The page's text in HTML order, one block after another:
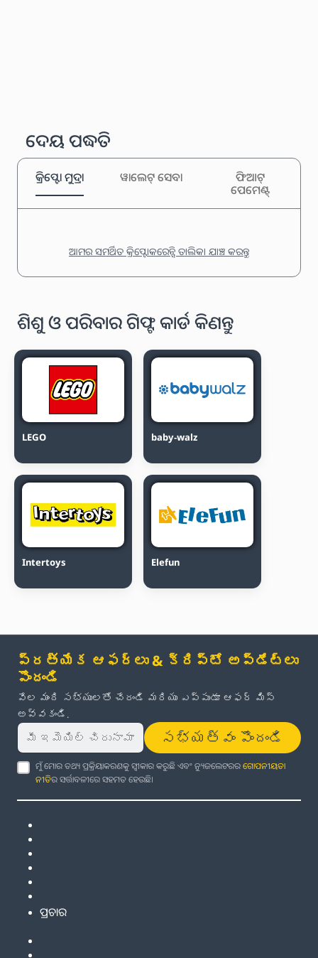
ଦେୟ ପଦ୍ଧତି
କ୍ରିପ୍ଟୋ ମୁଦ୍ରା ୱାଲେଟ୍ ସେବା
ଫିଆଟ୍
ପେମେଣ୍ଟ୍
ଆମର ସମର୍ଥିତ କ୍ରିପ୍ଟୋକରେନ୍ସି ତାଲିକା ଯାଞ୍ଚ କରନ୍ତୁ
ଶିଶୁ ଓ ପରିବାର ଗିଫ୍ଟ କାର୍ଡ କିଣନ୍ତୁ
LEGO baby-walz
Intertoys Elefun
ప్రత్యేక ఆఫర్లు & క్రిప్టో అప్‌డేట్‌లు
పొందండి
వేల మంది సభ్యులతో చేరండి మరియు ఎప్పుడూ ఆఫర్ మిస్
అవ్వకండి.
సభ్యత్వం పొందండి
ମୁଁ ମୋର ତଥ୍ୟ ପ୍ରକ୍ରିୟାକରଣକୁ ସ୍ୱୀକାର କରୁଛି ଏବଂ ନ୍ୟୁଜଲେଟରରଗୋପନୀୟତା
ନୀତିର ସର୍ତ୍ତାବଳୀରେ ସହମତ ହେଉଛି।
ପ୍ରଚାର